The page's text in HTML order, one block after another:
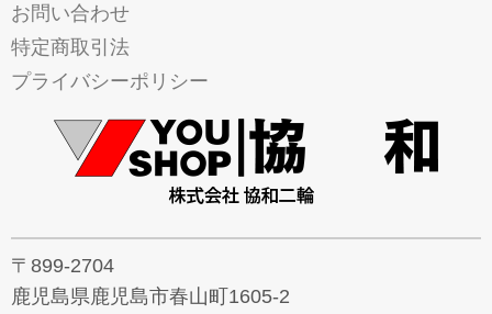
お問い合わせ
特定商取引法
プライバシーポリシー
〒899-2704
鹿児島県鹿児島市春山町1605-2